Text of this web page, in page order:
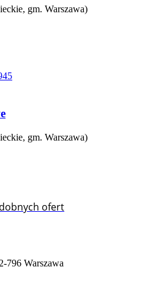
gm. Warszawa)
gm. Warszawa)
ofert
796 Warszawa